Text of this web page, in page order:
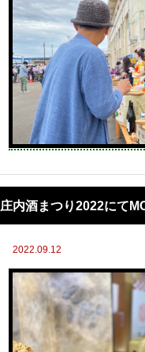
庄内酒まつり2022にて
2022.09.12